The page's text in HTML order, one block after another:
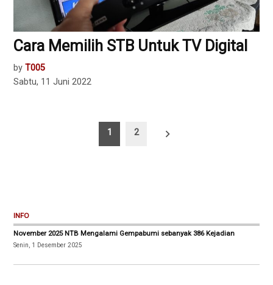
Cara Memilih STB Untuk TV Digital
by T005
Sabtu, 11 Juni 2022
1 2
INFO
November 2025 NTB Mengalami Gempabumi sebanyak 386 Kejadian
Senin, 1 Desember 2025